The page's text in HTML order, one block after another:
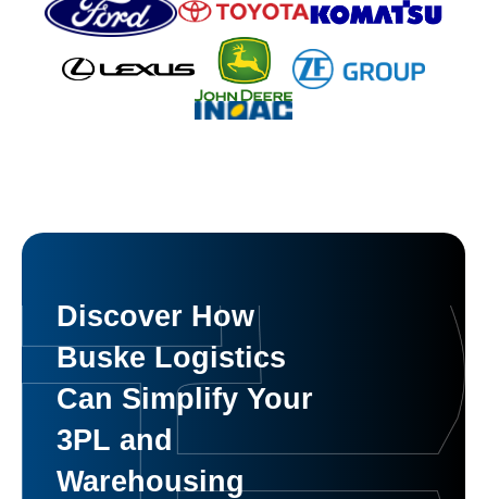
Discover How
Buske Logistics
Can Simplify Your
3PL and
Warehousing